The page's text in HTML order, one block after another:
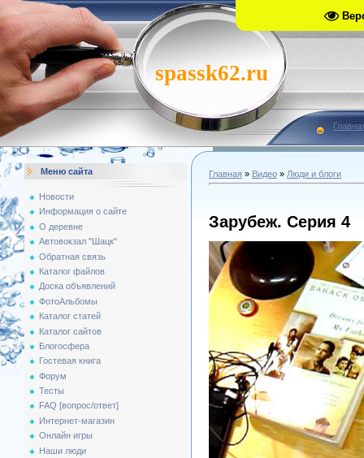
spassk62.ru
Меню сайта
Новости
Информация о сайте
О деревне
Автовокзал "Шацк"
Обратная связь
Каталог файлов
Доска объявлений
ФотоАльбомы
Каталог статей
Каталог сайтов
Блогосфера
Гостевая книга
Форум
Тесты
FAQ [вопрос/ответ]
Интернет-магазин
Онлайн игры
Наши люди
Главная » Видео » Люди и блоги
Зарубеж. Серия 4